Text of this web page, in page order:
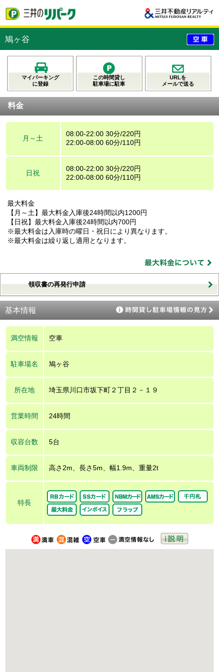
鳩ヶ谷
マイパーキング
に登録
この時間貸し
駐車場に駐車
URLを
メールで送る
料金
月～土
08:00-22:00 30分/220円
22:00-08:00 60分/110円
日祝
08:00-22:00 30分/220円
22:00-08:00 60分/110円
最大料金
【月～土】最大料金入庫後24時間以内1200円
【日祝】最大料金入庫後24時間以内700円
※最大料金は入庫時の曜日・祝日により異なります。
※最大料金は繰り返し適用となります。
領収書の再発行申請
基本情報
満空情報 空車
駐車場名 鳩ヶ谷
所在地 埼玉県川口市坂下町２丁目２－１９
営業時間 24時間
収容台数 5台
車両制限 高さ2m、長さ5m、幅1.9m、重量2t
特長